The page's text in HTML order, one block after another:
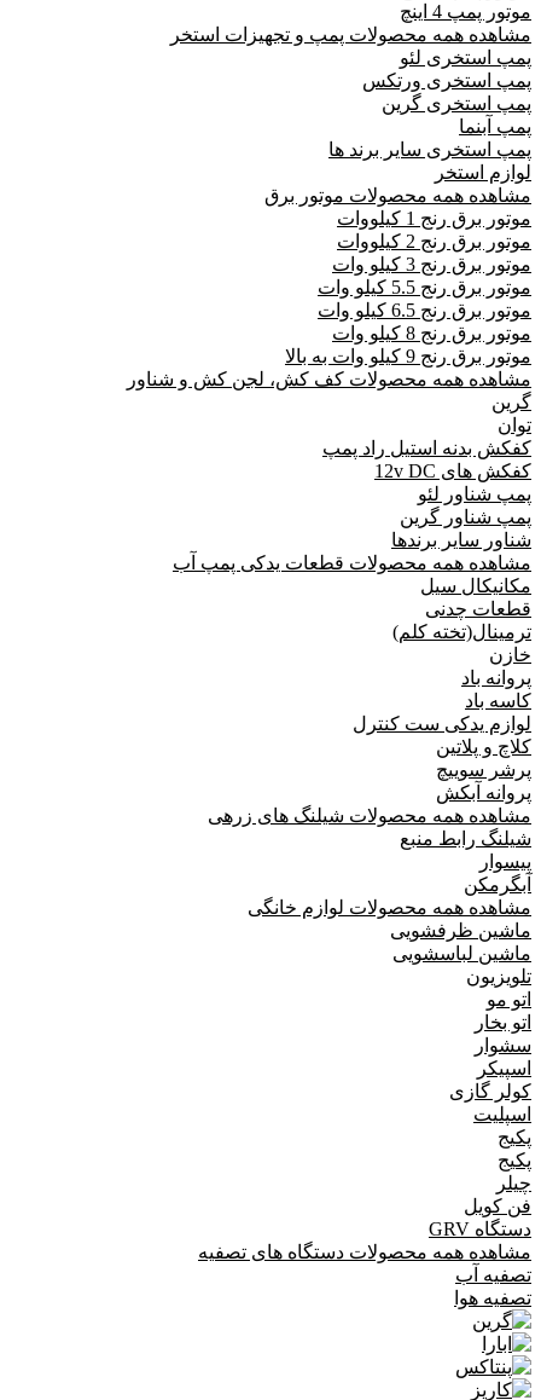
موتور پمپ 4 اینچ
مشاهده همه محصولات پمپ و تجهیزات استخر
پمپ استخری لئو
پمپ استخری ورتکس
پمپ استخری گرین
پمپ آبنما
پمپ استخری سایر برند ها
لوازم استخر
مشاهده همه محصولات موتور برق
موتور برق رنج 1 کیلووات
موتور برق رنج 2 کیلووات
موتور برق رنج 3 کیلو وات
موتور برق رنج 5.5 کیلو وات
موتور برق رنج 6.5 کیلو وات
موتور برق رنج 8 کیلو وات
موتور برق رنج 9 کیلو وات به بالا
مشاهده همه محصولات کف کش، لجن کش و شناور
گرین
توان
کفکش بدنه استیل راد پمپ
کفکش های 12v DC
پمپ شناور لئو
پمپ شناور گرین
شناور سایر برندها
مشاهده همه محصولات قطعات یدکی پمپ آب
مکانیکال سیل
قطعات چدنی
ترمینال(تخته کلم)
خازن
پروانه باد
کاسه باد
لوازم یدکی ست کنترل
کلاچ و پلاتین
پرشر سوییچ
پروانه آبکش
مشاهده همه محصولات شیلنگ های زرهی
شیلنگ رابط منبع
پیسوار
آبگرمکن
مشاهده همه محصولات لوازم خانگی
ماشین ظرفشویی
ماشین لباسشویی
تلویزیون
اتو مو
اتو بخار
سشوار
اسپیکر
کولر گازی
اسپلیت
پکیج
پکیج
چیلر
فن کویل
دستگاه GRV
مشاهده همه محصولات دستگاه های تصفیه
تصفیه آب
تصفیه هوا